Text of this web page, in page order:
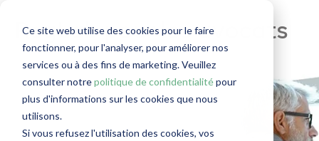
Ce site web utilise des cookies pour le faire
fonctionner, pour l'analyser, pour améliorer nos
services ou à des fins de marketing. Veuillez
consulter notrepolitique de confidentialitépour
plus d'informations sur les cookies que nous
utilisons.
Si vous refusez l'utilisation des cookies, vos
RegLab pour les avocats